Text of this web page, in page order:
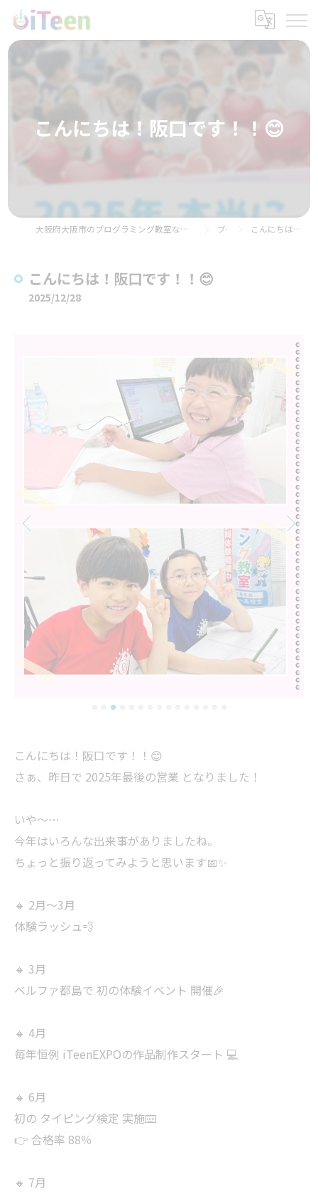
こんにちは！阪口です！！😊
大阪府大阪市のプログラミング教室ならプログラミングスクールiTeen 都島ベルファ前校 ブログ こんにちは！阪口です！！😊
こんにちは！阪口です！！😊
2025/12/28
こんにちは！阪口です！！😊
さぁ、昨日で 2025年最後の営業 となりました！
いや〜…
今年はいろんな出来事がありましたね。
ちょっと振り返ってみようと思います📅✨
🔸 2月〜3月
体験ラッシュ💨
🔸 3月
ベルファ都島で 初の体験イベント 開催🎉
🔸 4月
毎年恒例 iTeenEXPOの作品制作スタート 💻
🔸 6月
初の タイピング検定 実施⌨️
👉 合格率 88％
🔸 7月